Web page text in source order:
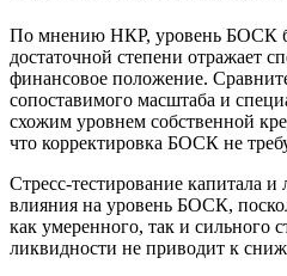
По мнению НКР, уровень БОСК
достаточной степени отражает
финансовое положение.
сопоставимого масштаба и
схожим уровнем собственной
что корректировка БОСК не
Стресс-тестирование капитала и
влияния на уровень БОСК,
как умеренного, так и сильного
ликвидности не приводит к